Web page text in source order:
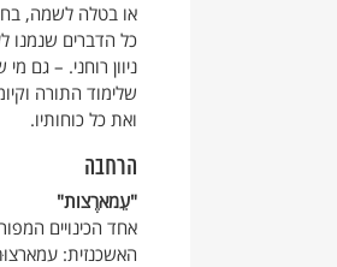
או בטלה לשמה,
כל הדברים שנמנו
ניוון רוחני. –
שלימוד התורה
ואת כל כוחותיו.
הרחבה
"עֵמארֶצות"
אחד הכינויים
האשכנזית: